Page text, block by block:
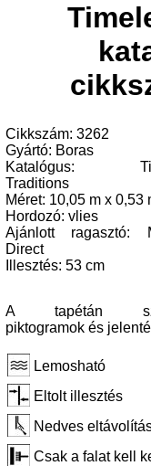
Cikkszám: 3262
Gyártó: Boras
Katalógus:
Traditions
Méret: 10,05 m x 0,53
Hordozó: vlies
Ajánlott ragasztó:
Direct
Illesztés: 53 cm
A tapétán
piktogramok és
Lemosható
Eltolt illesztés
Nedves
Csak a falat kell